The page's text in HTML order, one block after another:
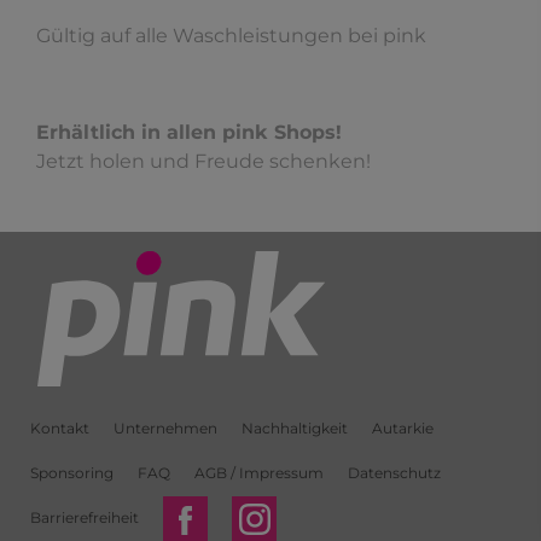
Gültig auf alle Waschleistungen bei pink
Erhältlich in allen pink Shops!
Jetzt holen und Freude schenken!
Kontakt Unternehmen Nachhaltigkeit Autarkie
Sponsoring FAQ AGB / Impressum Datenschutz
Barrierefreiheit